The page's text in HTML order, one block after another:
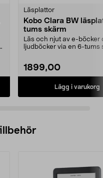
Läsplattor
Kobo Clara BW
tums skärm
Läs och njut av e-böcker
ljudböcker via en 6-tums
1899,00
Lägg i varukorg